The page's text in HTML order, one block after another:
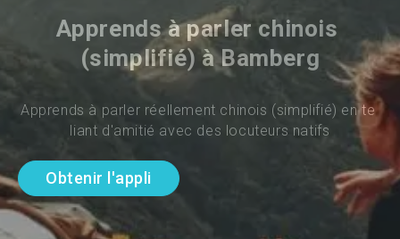
Apprends à parler chinois
(simplifié) à Bamberg
Apprends à parler réellement chinois (simplifié) en te
liant d'amitié avec des locuteurs natifs
Obtenir l'appli